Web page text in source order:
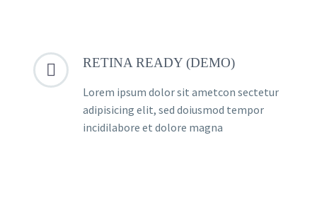

 RETINA READY (DEMO)
Lorem ipsum dolor sit ametcon sectetur
adipisicing elit, sed doiusmod tempor
incidilabore et dolore magna